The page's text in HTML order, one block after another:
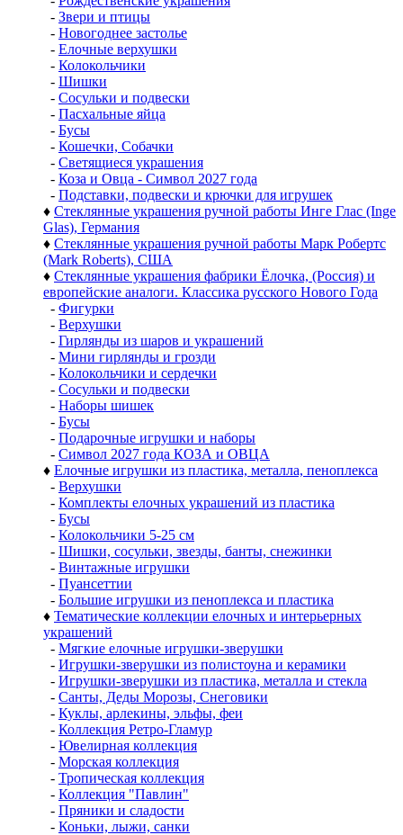
- Звери и птицы
- Новогоднее застолье
- Елочные верхушки
- Колокольчики
- Шишки
- Сосульки и подвески
- Пасхальные яйца
- Бусы
- Кошечки, Собачки
- Светящиеся украшения
- Коза и Овца - Символ 2027 года
- Подставки, подвески и крючки для игрушек
♦ Стеклянные украшения ручной работы Инге Глас (Inge
Glas), Германия
♦ Стеклянные украшения ручной работы Марк Робертс
(Mark Roberts), США
♦ Стеклянные украшения фабрики Ёлочка, (Россия) и
европейские аналоги. Классика русского Нового Года
- Фигурки
- Верхушки
- Гирлянды из шаров и украшений
- Мини гирлянды и грозди
- Колокольчики и сердечки
- Сосульки и подвески
- Наборы шишек
- Бусы
- Подарочные игрушки и наборы
- Символ 2027 года КОЗА и ОВЦА
♦ Елочные игрушки из пластика, металла, пеноплекса
- Верхушки
- Комплекты елочных украшений из пластика
- Бусы
- Колокольчики 5-25 см
- Шишки, сосульки, звезды, банты, снежинки
- Винтажные игрушки
- Пуансеттии
- Большие игрушки из пеноплекса и пластика
♦ Тематические коллекции елочных и интерьерных
украшений
- Мягкие елочные игрушки-зверушки
- Игрушки-зверушки из полистоуна и керамики
- Игрушки-зверушки из пластика, металла и стекла
- Санты, Деды Морозы, Снеговики
- Куклы, арлекины, эльфы, феи
- Коллекция Ретро-Гламур
- Ювелирная коллекция
- Морская коллекция
- Тропическая коллекция
- Коллекция "Павлин"
- Пряники и сладости
- Коньки, лыжи, санки